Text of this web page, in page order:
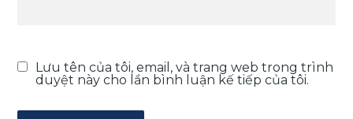
Lưu tên của tôi, email, và trang web trong trình
duyệt này cho lần bình luận kế tiếp của tôi.